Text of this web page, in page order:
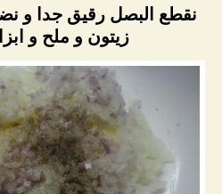
نقطع البصل رقيق جدا و
زيتون و ملح و